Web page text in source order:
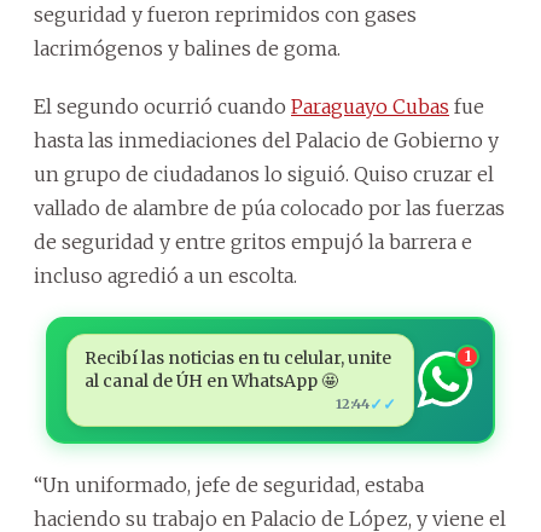
seguridad y fueron reprimidos con gases
lacrimógenos y balines de goma.
El segundo ocurrió cuando Paraguayo Cubas fue
hasta las inmediaciones del Palacio de Gobierno y
un grupo de ciudadanos lo siguió. Quiso cruzar el
vallado de alambre de púa colocado por las fuerzas
de seguridad y entre gritos empujó la barrera e
incluso agredió a un escolta.
Recibí las noticias en tu celular, unite
al canal de ÚH en WhatsApp 🤩
12:44✓✓
1
“Un uniformado, jefe de seguridad, estaba
haciendo su trabajo en Palacio de López, y viene el